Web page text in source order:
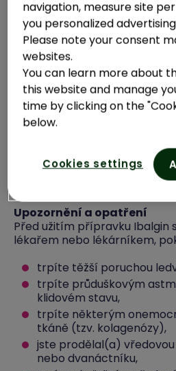
jestliže máte aktivní
nebo krvácení do žaludku
dvanáctníku,
při krvácení nebo
zažívacím traktu
nesteroidními
minulosti,
jestliže trpíte poruchou
poruchou krevní srážlivosti,
jestliže máte závažné
Přípravek nesmí užívat ženy
Upozornění a opatření
Před užitím přípravku Ibalgin
lékařem nebo lékárníkem,
trpíte těžší poruchou
trpíte průduškovým
klidovém stavu,
trpíte některým
tkáně (tzv. kolagenózy),
jste prodělal(a)
nebo dvanáctníku,
navigation, measure site
you personalized
Please note your consent
websites.
You can learn more about
this website and manage
time by clicking on the
below.
Cookies settings